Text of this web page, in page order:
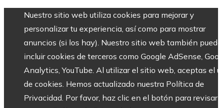
Nuestro sitio web utiliza cookies para mejorar y
personalizar tu experiencia, así como para mostrar
anuncios (si los hay). Nuestro sitio web también puede
incluir cookies de terceros como Google AdSense,
Analytics, YouTube. Al utilizar el sitio web, aceptas el
de cookies. Hemos actualizado nuestra Política de
Privacidad. Por favor, haz clic en el botón para revisar